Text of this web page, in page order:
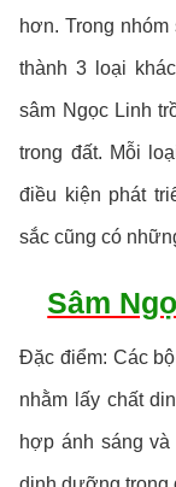
hơn. Trong
thành 3 loại
sâm Ngọc Linh
trong đất. Mỗi
điều kiện phát
sắc cũng có
Sâm
Đặc điểm: Các
nhằm lấy chất
hợp ánh sáng